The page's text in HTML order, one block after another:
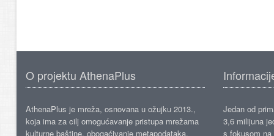
O projektu AthenaPlus
AthenaPlus je mreža, osnovana u ožujku 2013.,
koja ima za cilj omogućavanje pristupa mrežama
kulturne baštine, obogaćivanje metapodataka,
Jedan od
3,6 milijuna
s fokusom